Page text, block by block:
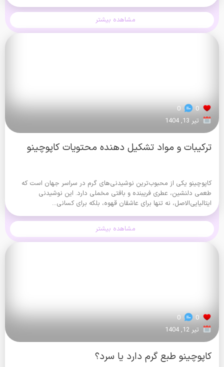
مشاهده بیشتر
0
0
تیر 13, 1404
ترکیبات و مواد تشکیل دهنده محتویات کاپوچینو
کاپوچینو یکی از محبوب‌ترین نوشیدنی‌های گرم در سراسر جهان است که
طعمی دلنشین، عطری فریبنده و بافتی مخملی دارد. این نوشیدنی
ایتالیایی‌الاصل، نه تنها برای عاشقان قهوه، بلکه برای کسانی...
مشاهده بیشتر
0
0
تیر 12, 1404
کاپوچینو طبع گرم دارد یا سرد؟